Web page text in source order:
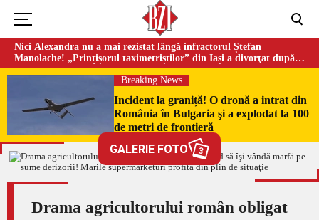
Nici Alexandra nu a mai rezistat lângă infractorul Ștefan
Manolache! „Prințișorul taximetriștilor” din Iași a divorţat după
doi ani de căsnicie
Breaking News
Incident la graniță! O dronă a intrat din
România în Bulgaria şi a explodat la 100
de metri de frontieră
GALERIE FOTO 3
Drama agricultorului român obligat